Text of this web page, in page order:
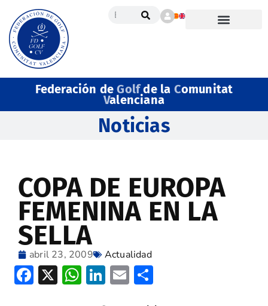
Federación deGolfde la Comunitat
Valenciana
Noticias
COPA DE EUROPA
FEMENINA EN LA
SELLA
abril 23, 2009 Actualidad
Facebook
X WhatsApp
LinkedIn
Email